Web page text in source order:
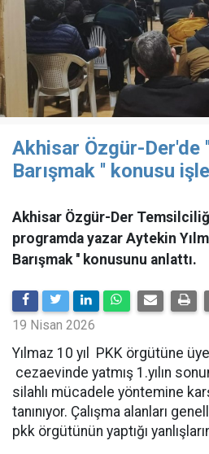
Akhisar Özgür-Der'de
Barışmak '' konusu
Akhisar Özgür-Der
programda yazar Aytekin
Barışmak '' konusunu anlattı.
19 Nisan 2026
Yılmaz 10 yıl PKK örgütüne
cezaevinde yatmış 1.yılın
silahlı mücadele yöntemine
tanınıyor. Çalışma alanları
pkk örgütünün yaptığı